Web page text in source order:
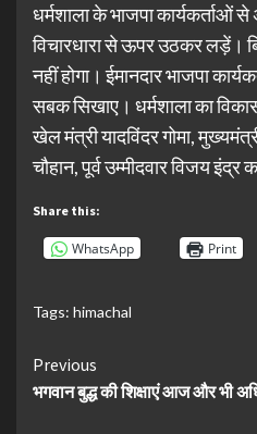
धर्मशाला के भाजपा कार्यकर्ताओं से
विचारधारा से ऊपर उठकर लड़ें।
नहीं होगा। ईमानदार भाजपा
सबक सिखाए। धर्मशाला का
खेल मंत्री यादविंदर गोमा,
चौहान, पूर्व उम्मीदवार विजय इंद्र
Share this:
WhatsApp Print
Tags: himachal
Continue
Reading
Previous
भगवान बुद्ध की शिक्षाएं आज और भी